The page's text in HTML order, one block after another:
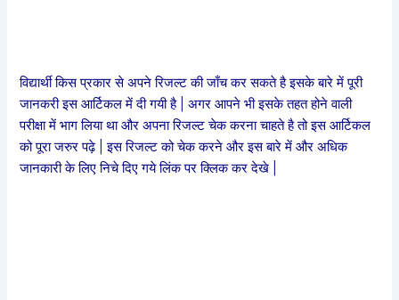
विद्यार्थी किस प्रकार से अपने रिजल्ट की जाँच कर सकते है इसके बारे में पूरी
जानकरी इस आर्टिकल में दी गयी है | अगर आपने भी इसके तहत होने वाली
परीक्षा में भाग लिया था और अपना रिजल्ट चेक करना चाहते है तो इस आर्टिकल
को पूरा जरुर पढ़े | इस रिजल्ट को चेक करने और इस बारे में और अधिक
जानकारी के लिए निचे दिए गये लिंक पर क्लिक कर देखे |